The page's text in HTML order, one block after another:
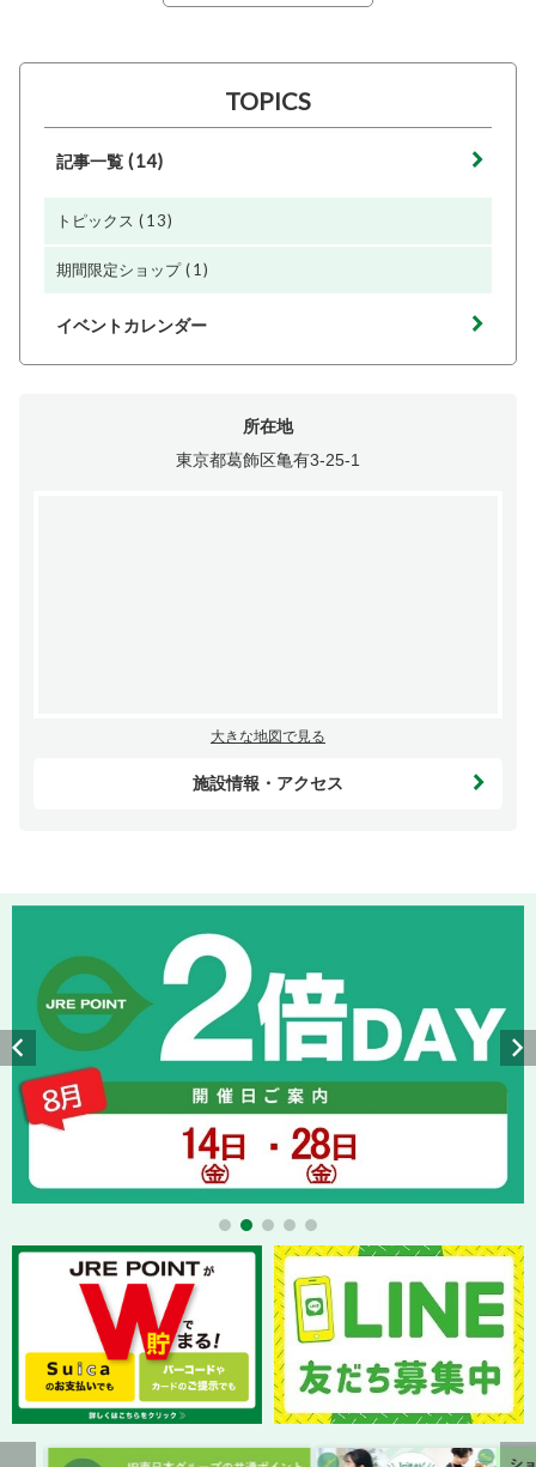
TOPICS
記事一覧 (14)
トピックス (13)
期間限定ショップ(1)
イベントカレンダー
所在地
東京都葛飾区亀有3-25-1
大きな地図で見る
施設情報・アクセス